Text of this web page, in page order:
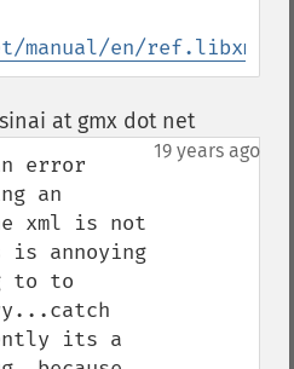
manual/en/
at gmx dot net¶
19 years ago
error
an
xml is not
is annoying
to to
its a